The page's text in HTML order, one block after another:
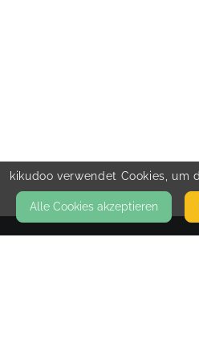
kikudoo verwendet Cookies,
Alle Cookies akzeptieren